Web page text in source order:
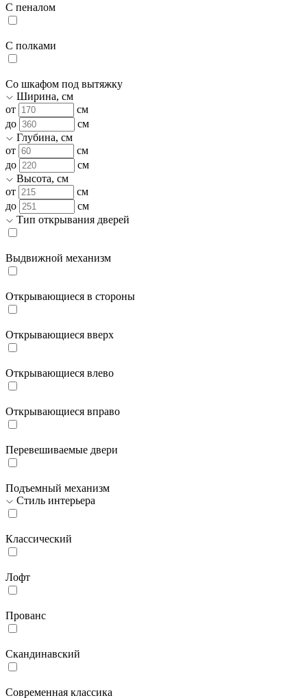
С пеналом
С полками
Со шкафом под вытяжку
Ширина, см
от
см
до
см
Глубина, см
от
см
до
см
Высота, см
от
см
до
см
Тип открывания дверей
Выдвижной механизм
Открывающиеся в стороны
Открывающиеся вверх
Открывающиеся влево
Открывающиеся вправо
Перевешиваемые двери
Подъемный механизм
Стиль интерьера
Классический
Лофт
Прованс
Скандинавский
Современная классика